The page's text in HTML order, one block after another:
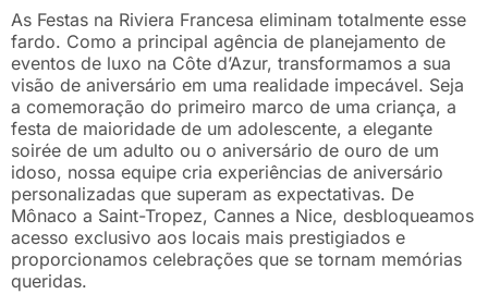
As Festas na Riviera Francesa eliminam totalmente esse
fardo. Como a principal agência de planejamento de
eventos de luxo na Côte d’Azur, transformamos a sua
visão de aniversário em uma realidade impecável. Seja
a comemoração do primeiro marco de uma criança, a
festa de maioridade de um adolescente, a elegante
soirée de um adulto ou o aniversário de ouro de um
idoso, nossa equipe cria experiências de aniversário
personalizadas que superam as expectativas. De
Mônaco a Saint-Tropez, Cannes a Nice, desbloqueamos
acesso exclusivo aos locais mais prestigiados e
proporcionamos celebrações que se tornam memórias
queridas.